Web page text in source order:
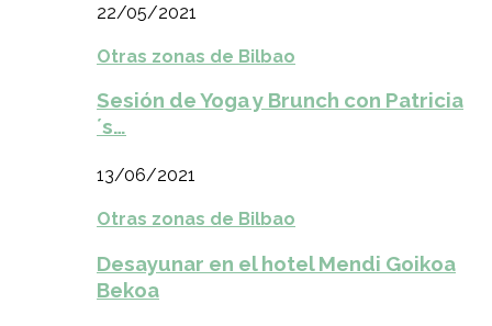
22/05/2021
Otras zonas de Bilbao
Sesión de Yoga y Brunch con Patricia
´s…
13/06/2021
Otras zonas de Bilbao
Desayunar en el hotel Mendi Goikoa
Bekoa